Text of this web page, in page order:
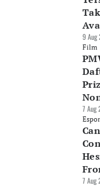
9 Aug
Film
7 Aug
7 Aug